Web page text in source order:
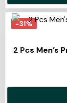
-31%
2 Pcs Men’s